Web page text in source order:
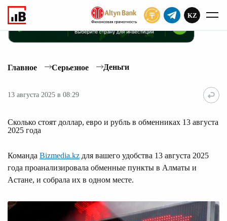
KZ
Главное Серьезное Деньги
13 августа 2025 в 08:29
Сколько стоят доллар, евро и рубль в обменниках 13 августа
2025 года
Команда Bizmedia.kz для вашего удобства 13 августа 2025
года проанализировала обменные пункты в Алматы и
Астане, и собрала их в одном месте.